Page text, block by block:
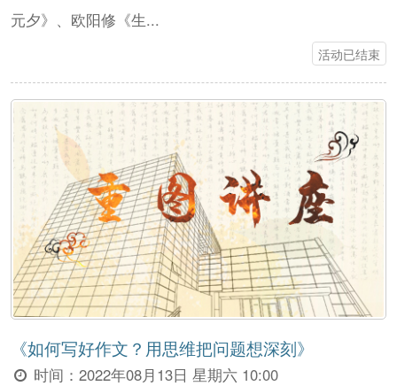
元夕》、欧阳修《生...
活动已结束
《如何写好作文？用思维把问题想深刻》
时间：2022年08月13日 星期六 10:00